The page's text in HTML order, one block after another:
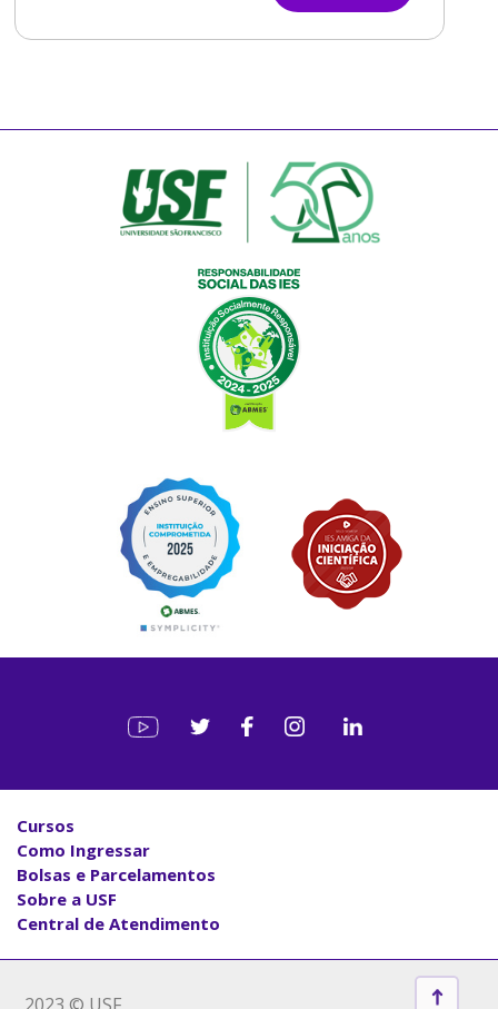
Cursos
Como Ingressar
Bolsas e Parcelamentos
Sobre a USF
Central de Atendimento
2023 © USF